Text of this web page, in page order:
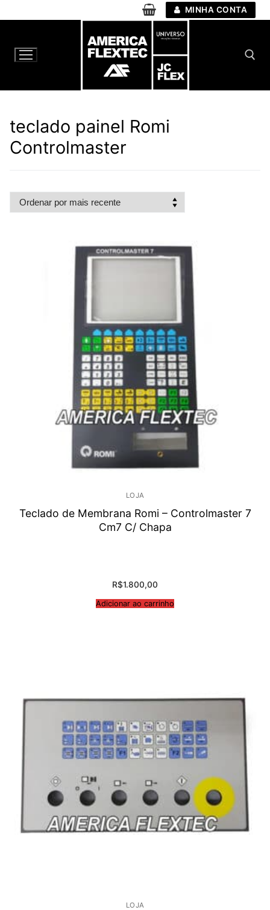
para
conteúdo
MINHA CONTA
teclado painel Romi
Controlmaster
LOJA
Teclado de Membrana Romi – Controlmaster 7
Cm7 C/ Chapa
R$1.800,00
Adicionar ao carrinho
LOJA